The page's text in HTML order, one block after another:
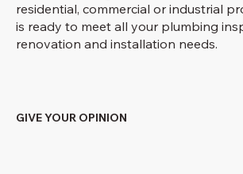
residential, commercial or industrial
is ready to meet all your plumbing
renovation and installation needs.
GIVE YOUR OPINION